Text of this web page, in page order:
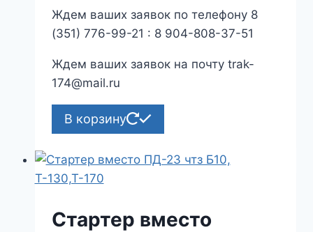
Ждем ваших заявок по телефону 8
(351) 776-99-21 : 8 904-808-37-51
Ждем ваших заявок на почту trak-
174@mail.ru
В корзину
Стартер вместо